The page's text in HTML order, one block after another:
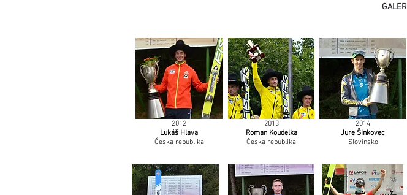
2012
Lukáš Hlava
Česká republika
2013
Roman Koudelka
Česká republika
2014
Jure Šinkovec
Slovinsko